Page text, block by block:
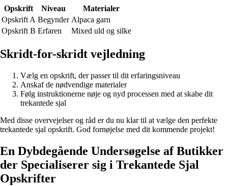
Opskrift Niveau
Materialer
Opskrift A Begynder Alpaca garn
Opskrift B Erfaren Mixed uld og silke
Skridt-for-skridt vejledning
Vælg en opskrift, der passer til dit erfaringsniveau
Anskaf de nødvendige materialer
Følg instruktionerne nøje og nyd processen med at skabe dit
trekantede sjal
Med disse overvejelser og råd er du nu klar til at vælge den perfekte
trekantede sjal opskrift. God fornøjelse med dit kommende projekt!
En Dybdegående Undersøgelse af Butikker
der Specialiserer sig i Trekantede Sjal
Opskrifter